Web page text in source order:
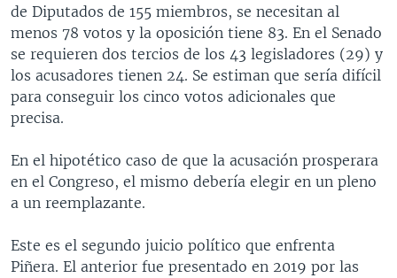
de Diputados de 155 miembros, se necesitan al
menos 78 votos y la oposición tiene 83. En el Senado
se requieren dos tercios de los 43 legisladores (29) y
los acusadores tienen 24. Se estiman que sería difícil
para conseguir los cinco votos adicionales que
precisa.
En el hipotético caso de que la acusación prosperara
en el Congreso, el mismo debería elegir en un pleno
a un reemplazante.
Este es el segundo juicio político que enfrenta
Piñera. El anterior fue presentado en 2019 por las